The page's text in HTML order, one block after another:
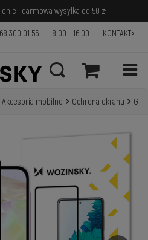
i darmowa wysyłka od 50 zł
300 01 56 8:00 - 16:00 KONTAKT
Akcesoria mobilne Ochrona ekranu